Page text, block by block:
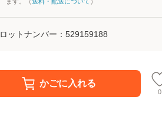
ロットナンバー： 529159188
かごに入れる
0